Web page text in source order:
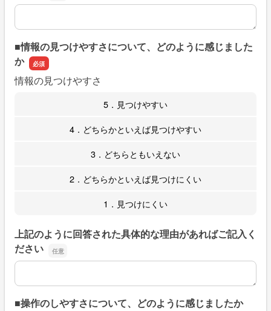
上記のように回答された具体的な理由があればご記入くだ
■情報の見つけやすさについて、どのように感じました
か
情報の見つけやすさ
5．見つけやすい
4．どちらかといえば見つけやすい
3．どちらともいえない
2．どちらかといえば見つけにくい
1．見つけにくい
上記のように回答された具体的な理由があればご記入く
ださい
上記のように回答された具体的な理由があればご記入くだ
■操作のしやすさについて、どのように感じましたか